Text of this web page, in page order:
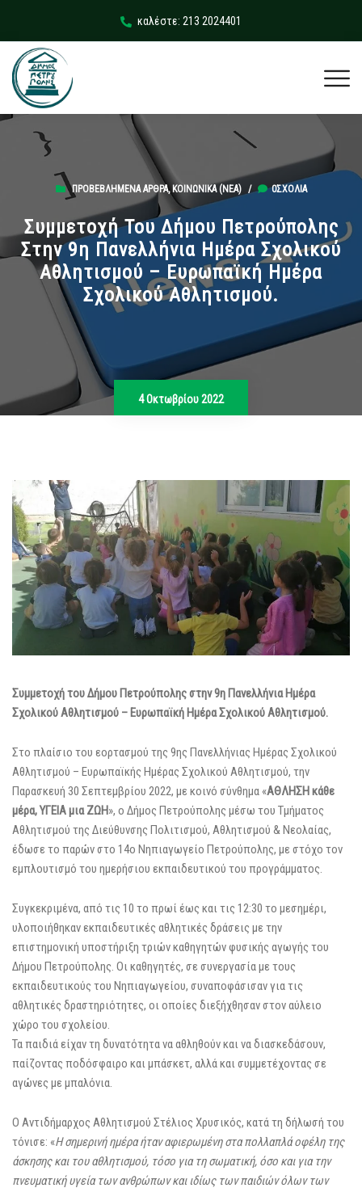
καλέστε: 213 2024401
ΠΡΟΒΕΒΛΗΜΈΝΑ ΆΡΘΡΑ, ΚΟΙΝΩΝΙΚΆ (ΝΕΑ)/ 0ΣΧΌΛΙΑ
Συμμετοχή Του Δήμου Πετρούπολης
Στην 9η Πανελλήνια Ημέρα Σχολικού
Αθλητισμού – Ευρωπαϊκή Ημέρα
Σχολικού Αθλητισμού.
4 Οκτωβρίου 2022
Συμμετοχή του Δήμου Πετρούπολης στην 9η Πανελλήνια Ημέρα
Σχολικού Αθλητισμού – Ευρωπαϊκή Ημέρα Σχολικού Αθλητισμού.
Στο πλαίσιο του εορτασμού της 9ης Πανελλήνιας Ημέρας Σχολικού
Αθλητισμού – Ευρωπαϊκής Ημέρας Σχολικού Αθλητισμού, την
Παρασκευή 30 Σεπτεμβρίου 2022, με κοινό σύνθημα «ΑΘΛΗΣΗ κάθε
μέρα, ΥΓΕΙΑ μια ΖΩΗ», ο Δήμος Πετρούπολης μέσω του Τμήματος
Αθλητισμού της Διεύθυνσης Πολιτισμού, Αθλητισμού & Νεολαίας,
έδωσε το παρών στο 14ο Νηπιαγωγείο Πετρούπολης, με στόχο τον
εμπλουτισμό του ημερήσιου εκπαιδευτικού του προγράμματος.
Συγκεκριμένα, από τις 10 το πρωί έως και τις 12:30 το μεσημέρι,
υλοποιήθηκαν εκπαιδευτικές αθλητικές δράσεις με την
επιστημονική υποστήριξη τριών καθηγητών φυσικής αγωγής του
Δήμου Πετρούπολης. Οι καθηγητές, σε συνεργασία με τους
εκπαιδευτικούς του Νηπιαγωγείου, συναποφάσισαν για τις
αθλητικές δραστηριότητες, οι οποίες διεξήχθησαν στον αύλειο
χώρο του σχολείου.
Τα παιδιά είχαν τη δυνατότητα να αθληθούν και να διασκεδάσουν,
παίζοντας ποδόσφαιρο και μπάσκετ, αλλά και συμμετέχοντας σε
αγώνες με μπαλόνια.
Ο Αντιδήμαρχος Αθλητισμού Στέλιος Χρυσικός, κατά τη δήλωσή του
τόνισε: «Η σημερινή ημέρα ήταν αφιερωμένη στα πολλαπλά οφέλη της
άσκησης και του αθλητισμού, τόσο για τη σωματική, όσο και για την
πνευματική υγεία των ανθρώπων και ιδίως των παιδιών όλων των